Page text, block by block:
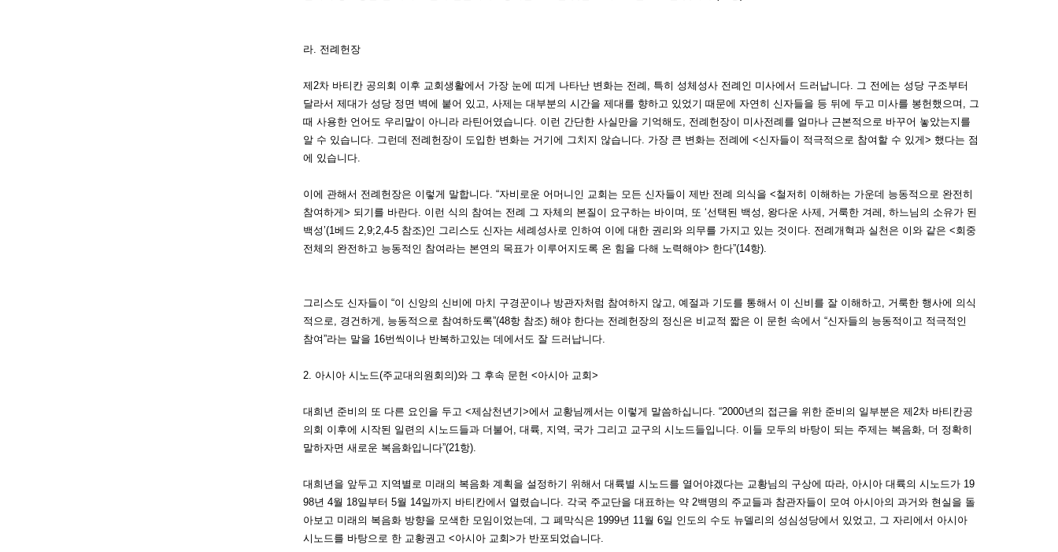
라. 전례헌장
제2차 바티칸 공의회 이후 교회생활에서 가장 눈에 띠게 나타난 변화는 전례, 특히 성체성사 전례인 미사에서 드러납니다. 그 전에는 성당 구조부터
달라서 제대가 성당 정면 벽에 붙어 있고, 사제는 대부분의 시간을 제대를 향하고 있었기 때문에 자연히 신자들을 등 뒤에 두고 미사를 봉헌했으며, 그
때 사용한 언어도 우리말이 아니라 라틴어였습니다. 이런 간단한 사실만을 기억해도, 전례헌장이 미사전례를 얼마나 근본적으로 바꾸어 놓았는지를
알 수 있습니다. 그런데 전례헌장이 도입한 변화는 거기에 그치지 않습니다. 가장 큰 변화는 전례에 <신자들이 적극적으로 참여할 수 있게> 했다는 점
에 있습니다.
이에 관해서 전례헌장은 이렇게 말합니다. “자비로운 어머니인 교회는 모든 신자들이 제반 전례 의식을 <철저히 이해하는 가운데 능동적으로 완전히
참여하게> 되기를 바란다. 이런 식의 참여는 전례 그 자체의 본질이 요구하는 바이며, 또 ‘선택된 백성, 왕다운 사제, 거룩한 겨레, 하느님의 소유가 된
백성’(1베드 2,9;2,4-5 참조)인 그리스도 신자는 세례성사로 인하여 이에 대한 권리와 의무를 가지고 있는 것이다. 전례개혁과 실천은 이와 같은 <회중
전체의 완전하고 능동적인 참여라는 본연의 목표가 이루어지도록 온 힘을 다해 노력해야> 한다”(14항).
그리스도 신자들이 “이 신앙의 신비에 마치 구경꾼이나 방관자처럼 참여하지 않고, 예절과 기도를 통해서 이 신비를 잘 이해하고, 거룩한 행사에 의식
적으로, 경건하게, 능동적으로 참여하도록”(48항 참조) 해야 한다는 전례헌장의 정신은 비교적 짧은 이 문헌 속에서 “신자들의 능동적이고 적극적인
참여”라는 말을 16번씩이나 반복하고있는 데에서도 잘 드러납니다.
2. 아시아 시노드(주교대의원회의)와 그 후속 문헌 <아시아 교회>
대 희년 준비의 또 다른 요인을 두고 <제삼천년기>에서 교황님께서는 이렇게 말씀하십니다. “2000년의 접근을 위한 준비의 일부분은 제2차 바티칸공
의회 이후에 시작된 일련의 시노드들과 더불어, 대륙, 지역, 국가 그리고 교구의 시노드들입니다. 이들 모두의 바탕이 되는 주제는 복음화, 더 정확히
말하자면 새로운 복음화입니다”(21항).
대 희년을 앞두고 지역별로 미래의 복음화 계획을 설정하기 위해서 대륙별 시노드를 열어야겠다는 교황님의 구상에 따라, 아시아 대륙의 시노드가 19
98년 4월 18일부터 5월 14일까지 바티칸에서 열렸습니다. 각국 주교단을 대표하는 약 2백명의 주교들과 참관자들이 모여 아시아의 과거와 현실을 돌
아보고 미래의 복음화 방향을 모색한 모임이었는데, 그 폐막식은 1999년 11월 6일 인도의 수도 뉴델리의 성심성당에서 있었고, 그 자리에서 아시아
시노드를 바탕으로 한 교황권고 <아시아 교회>가 반포되었습니다.